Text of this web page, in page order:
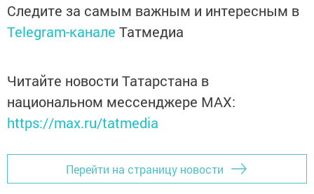
Следите за самым важным и интересным в
Telegram-канале Татмедиа
Читайте новости Татарстана в
национальном мессенджере MАХ:
https://max.ru/tatmedia
Перейти на страницу новости